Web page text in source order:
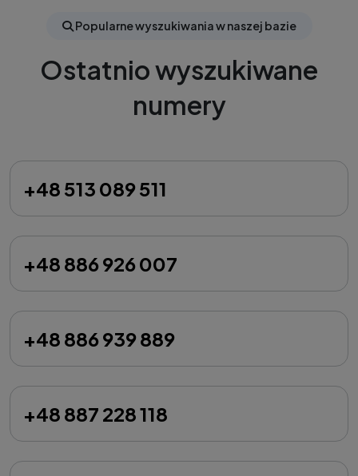
Popularne wyszukiwania w naszej bazie
Ostatnio wyszukiwane
numery
+48 513 089 511
+48 886 926 007
+48 886 939 889
+48 887 228 118